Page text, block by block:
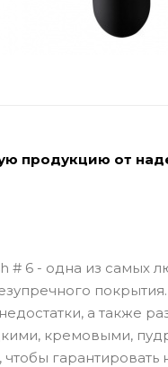
продукцию от
# 6 - одна из самых
а также
кремовыми,
чтобы